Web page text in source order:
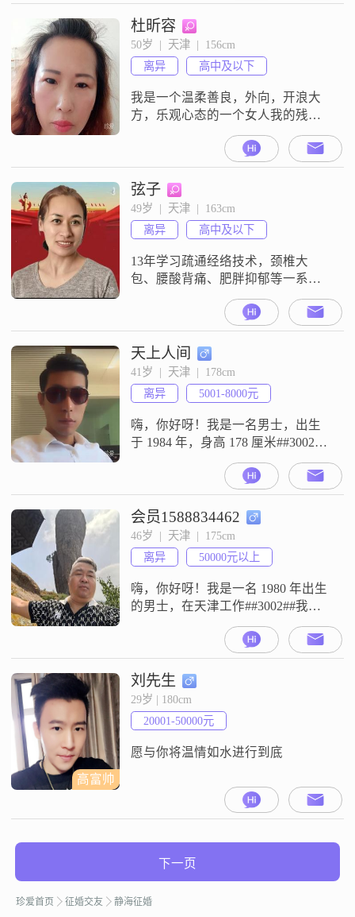
杜昕容
50岁  |  天津  |  156cm
离异
高中及以下
我是一个温柔善良，外向，开浪大
方，乐观心态的一个女人我的残疾
是因为我23年前工作的时候被烫伤
了，所以才截肢的我有过两次婚
姻，有两个儿子都跟男方，我就一
个人没负担我想找一个真心爱我
的，互相尊重，互相理解，互相包
容，能接受我的残缺的一位男士对
方身高170以上，不要太胖，有车有
房有稳定收入，抽烟喝酒不要太
多，身体健康
弦子
49岁  |  天津  |  163cm
离异
高中及以下
13年学习疏通经络技术，颈椎大
包、腰酸背痛、肥胖抑郁等一系列
由经络淤堵引起不适症状的人群成
了我的我的关注焦点，欣喜的是帮
别人缓解痛苦的同时也赢得了大家
的信任，但无形中我也把自己活成
了铁人，我渴望有一个声音对我
说，别怕累了还有我，两个人互敬
互爱相伴一生。
天上人间
41岁  |  天津  |  178cm
离异
5001-8000元
嗨，你好呀！我是一名男士，出生
于 1984 年，身高 178 厘米##3002##
我在天津工作，收入方面呢，每个
月大概在 5001 元到 8000 元之间
##3002##学历是大学本科##3002##
我觉得自己是个挺靠谱的人，做事
稳重，责任心很强，把家庭一直看
得很重##3002##平时我就喜欢钻研
足球相关的一切，是个足
会员1588834462
46岁  |  天津  |  175cm
离异
50000元以上
嗨，你好呀！我是一名 1980 年出生
的男士，在天津工作##3002##我的
身高大概 175cm 呢##3002##我在收
入方面还算不错，每个月能有 50000
元以上##3002##我这个人嘛，性格
比较随和，特别好相处，也很幽默
风趣，希望能给你带来快乐
##3002##我的情绪一直都很稳定，
不会乱发脾气##3002##
高富帅
刘先生
29岁 | 180cm
20001-50000元
愿与你将温情如水进行到底
下一页
珍爱首页 征婚交友 静海征婚